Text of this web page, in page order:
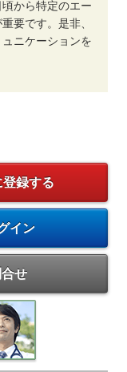
から特定のエー
要です。是非、
ニケーションを
登録する
イン
せ